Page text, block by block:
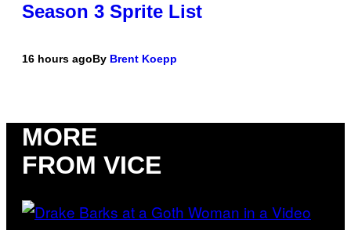
Season 3 Sprite List
16 hours agoBy Brent Koepp
MORE
FROM VICE